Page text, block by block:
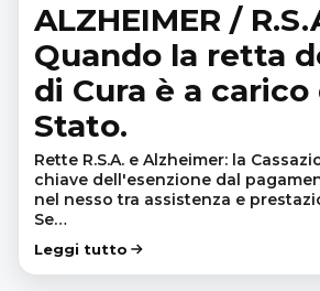
ALZHEIMER /
Quando la retta
di Cura è a
Stato.
Rette R.S.A. e Alzheimer: la
chiave dell'esenzione dal
nel nesso tra assistenza e
Se…
Leggi tutto